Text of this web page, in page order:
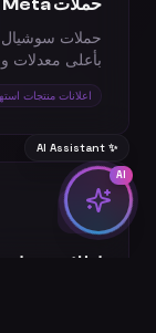
حملات Meta وTikTok للـ FMCG
حملات سوشيال
بأعلى معدلات
اعلانات منتجات
AI Assistant ✨
AI